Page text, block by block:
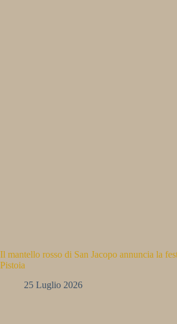
Il mantello rosso di San Jacopo annuncia la
Pistoia
25 Luglio 2026